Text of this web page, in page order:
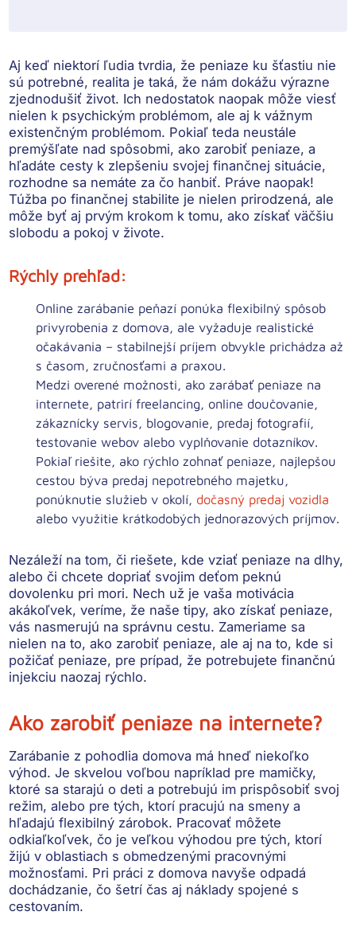
Aj keď niektorí ľudia tvrdia, že peniaze ku šťastiu nie
sú potrebné, realita je taká, že nám dokážu výrazne
zjednodušiť život. Ich nedostatok naopak môže viesť
nielen k psychickým problémom, ale aj k vážnym
existenčným problémom. Pokiaľ teda neustále
premýšľate nad spôsobmi, ako zarobiť peniaze, a
hľadáte cesty k zlepšeniu svojej finančnej situácie,
rozhodne sa nemáte za čo hanbiť. Práve naopak!
Túžba po finančnej stabilite je nielen prirodzená, ale
môže byť aj prvým krokom k tomu, ako získať väčšiu
slobodu a pokoj v živote.
Rýchly prehľad:
Online zarábanie peňazí ponúka flexibilný spôsob
privyrobenia z domova, ale vyžaduje realistické
očakávania – stabilnejší príjem obvykle prichádza až
s časom, zručnosťami a praxou.
Medzi overené možnosti, ako zarábať peniaze na
internete, patrirí freelancing, online doučovanie,
zákaznícky servis, blogovanie, predaj fotografií,
testovanie webov alebo vyplňovanie dotazníkov.
Pokiaľ riešite, ako rýchlo zohnať peniaze, najlepšou
cestou býva predaj nepotrebného majetku,
ponúknutie služieb v okolí, dočasný predaj vozidla
alebo využitie krátkodobých jednorazových príjmov.
Nezáleží na tom, či riešete, kde vziať peniaze na dlhy,
alebo či chcete dopriať svojim deťom peknú
dovolenku pri mori. Nech už je vaša motivácia
akákoľvek, veríme, že naše tipy, ako získať peniaze,
vás nasmerujú na správnu cestu. Zameriame sa
nielen na to, ako zarobiť peniaze, ale aj na to, kde si
požičať peniaze, pre prípad, že potrebujete finančnú
injekciu naozaj rýchlo.
Ako zarobiť peniaze na internete?
Zarábanie z pohodlia domova má hneď niekoľko
výhod. Je skvelou voľbou napríklad pre mamičky,
ktoré sa starajú o deti a potrebujú im prispôsobiť svoj
režim, alebo pre tých, ktorí pracujú na smeny a
hľadajúflexibilný zárobok. Pracovať môžete
odkiaľkoľvek, čo je veľkou výhodou pre tých, ktorí
žijú v oblastiach s obmedzenými pracovnými
možnosťami. Pri práci z domova navyšeodpadá
dochádzanie, čo šetrí čas aj náklady spojené s
cestovaním.